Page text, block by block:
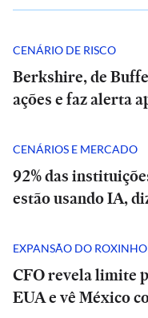
CENÁRIO DE RISCO
Berkshire, de
ações e faz alerta
CENÁRIOS E MERCADO
92% das
estão usando IA,
EXPANSÃO DO ROXINHO
CFO revela limite
EUA e vê México